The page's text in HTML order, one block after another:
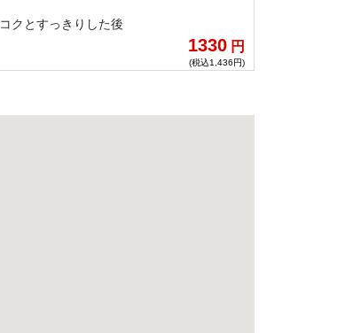
クとすっきりした後
1330 円
(税込1,436円)